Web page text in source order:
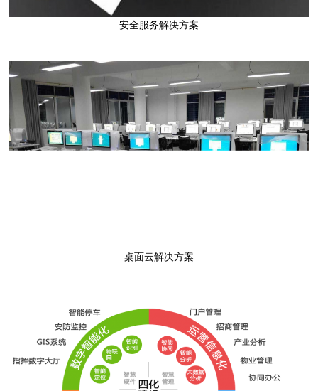
安全服务解决方案
点击进入
桌面云解决方案
点击进入